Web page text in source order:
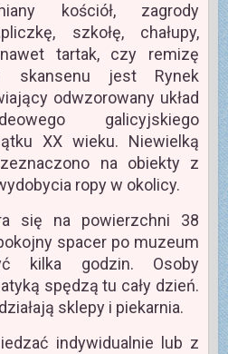
kościół, zagrody
szkołę, chałupy,
tartak, czy remizę
skansenu jest Rynek
odwzorowany układ
galicyjskiego
XX wieku. Niewielką
na obiekty z
ropy w okolicy.
się na powierzchni 38
spacer po muzeum
kilka godzin. Osoby
spędzą tu cały dzień.
sklepy i piekarnia.
indywidualnie lub z